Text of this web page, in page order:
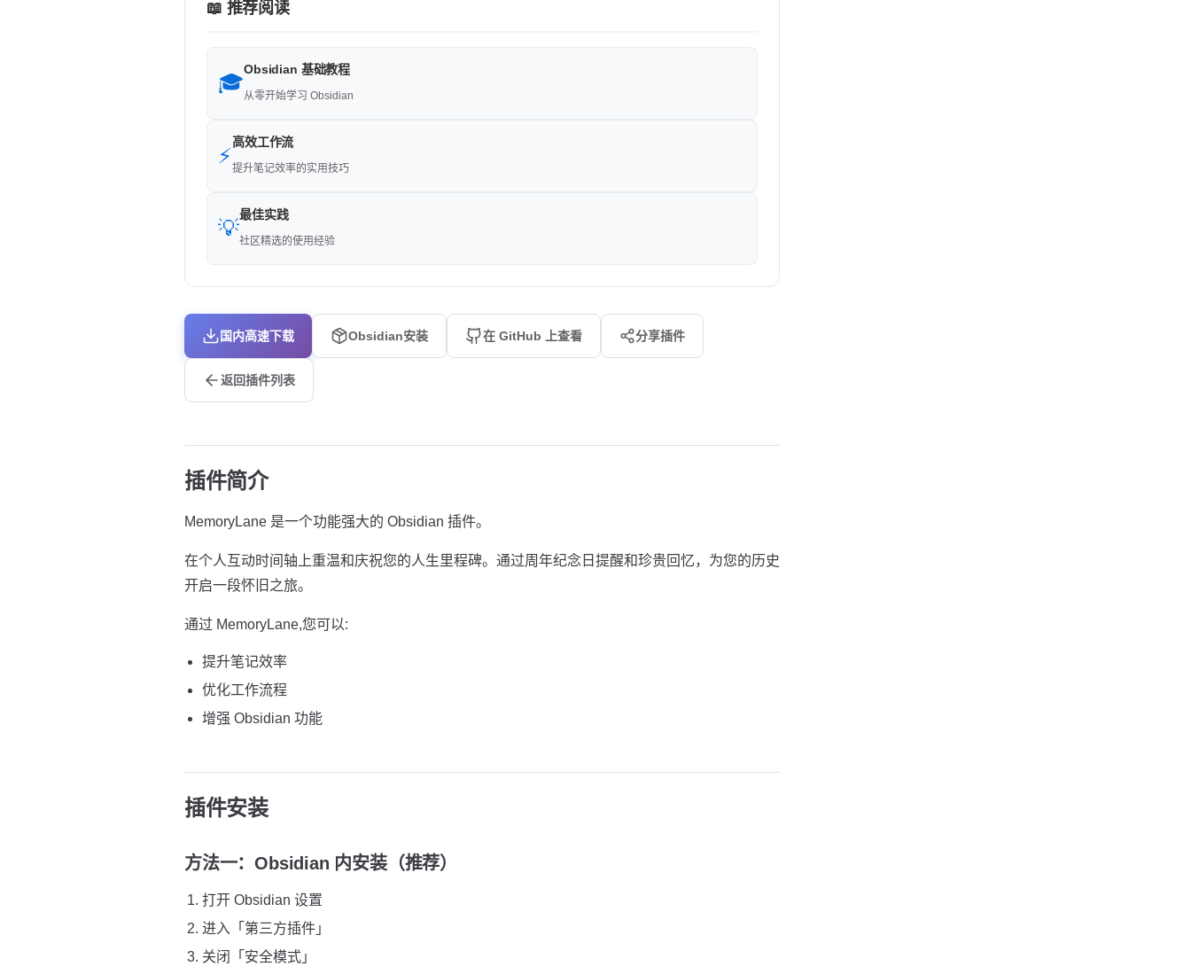
📖 推荐阅读
🎓
Obsidian 基础教程
从零开始学习 Obsidian
⚡
高效工作流
提升笔记效率的实用技巧
💡
最佳实践
社区精选的使用经验
国内高速下载 Obsidian安装 在 GitHub 上查看 分享插件
返回插件列表
插件简介
MemoryLane 是一个功能强大的 Obsidian 插件。
在个人互动时间轴上重温和庆祝您的人生里程碑。通过周年纪念日提醒和珍贵回忆，为您的历史
开启一段怀旧之旅。
通过 MemoryLane,您可以:
提升笔记效率
优化工作流程
增强 Obsidian 功能
插件安装
方法一：Obsidian 内安装（推荐）
打开 Obsidian 设置
进入「第三方插件」
关闭「安全模式」